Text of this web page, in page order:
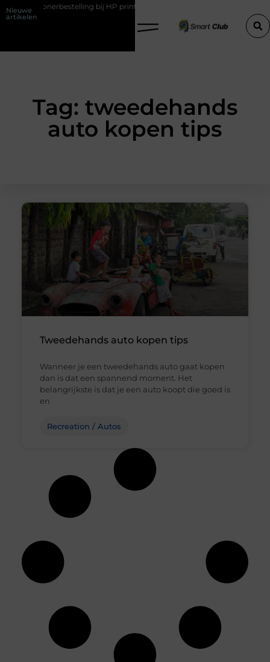
Nieuwe
artikelen
tonerbestelling bij HP printers
Tag: tweedehands
auto kopen tips
Tweedehands auto kopen tips
Wanneer je een tweedehands auto gaat kopen
dan is dat een spannend moment. Het
belangrijkste is dat je een auto koopt die goed is
en
Recreation / Autos